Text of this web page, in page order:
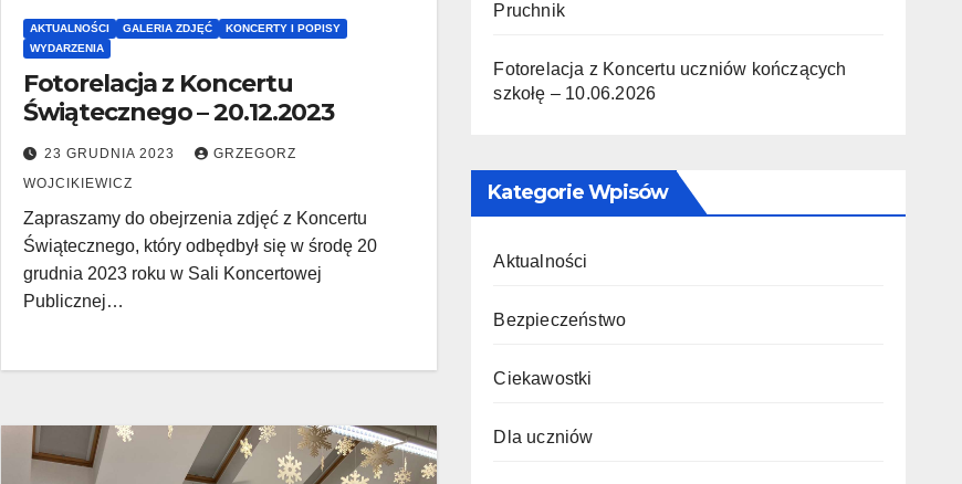
AKTUALNOŚCI GALERIA ZDJĘĆ
KONCERTY I POPISY
WYDARZENIA
Fotorelacja z Koncertu
Świątecznego – 20.12.2023
23 GRUDNIA 2023
GRZEGORZ
WOJCIKIEWICZ
Zapraszamy do obejrzenia zdjęć z Koncertu
Świątecznego, który odbędbył się w środę 20
grudnia 2023 roku w Sali Koncertowej
Publicznej…
Pruchnik
Fotorelacja z Koncertu uczniów kończących
szkołę – 10.06.2026
Kategorie Wpisów
Aktualności
Bezpieczeństwo
Ciekawostki
Dla uczniów